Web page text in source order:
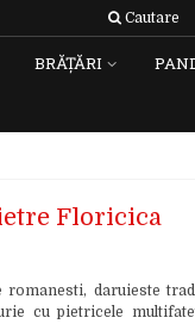
Cautare
BRĂȚĂRI
Floricica
daruieste
cu pietricele